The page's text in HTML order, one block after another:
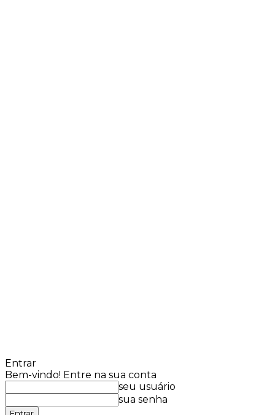
Entrar
Bem-vindo! Entre na sua conta
seu usuário
sua senha